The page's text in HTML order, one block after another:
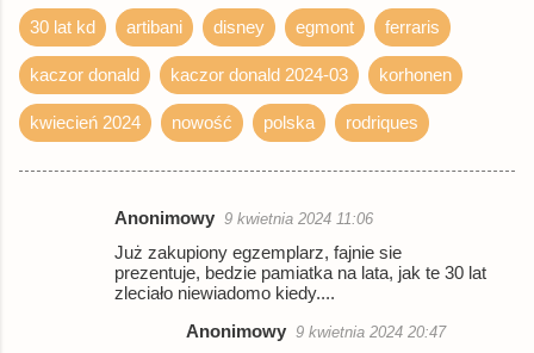
30 lat kd artibani disney egmont ferraris
kaczor donald kaczor donald 2024-03 korhonen
kwiecień 2024 nowość polska rodriques
Anonimowy 9 kwietnia 2024 11:06
Już zakupiony egzemplarz, fajnie sie
prezentuje, bedzie pamiatka na lata, jak te 30 lat
zleciało niewiadomo kiedy....
Anonimowy 9 kwietnia 2024 20:47